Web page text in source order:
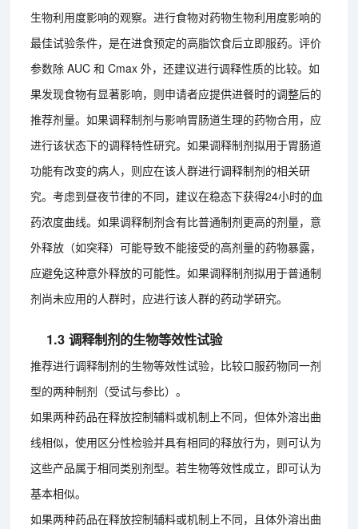
生物利用度影响的观察。进行食物对药物生物利用度影响的
最佳试验条件，是在进食预定的高脂饮食后立即服药。评价
参数除 AUC 和 Cmax 外，还建议进行调释性质的比较。如
果发现食物有显著影响，则申请者应提供进餐时的调整后的
推荐剂量。如果调释制剂与影响胃肠道生理的药物合用，应
进行该状态下的调释特性研究。如果调释制剂拟用于胃肠道
功能有改变的病人，则应在该人群进行调释制剂的相关研
究。考虑到昼夜节律的不同，建议在稳态下获得24小时的血
药浓度曲线。如果调释制剂含有比普通制剂更高的剂量，意
外释放（如突释）可能导致不能接受的高剂量的药物暴露，
应避免这种意外释放的可能性。如果调释制剂拟用于普通制
剂尚未应用的人群时，应进行该人群的药动学研究。
1.3 调释制剂的生物等效性试验
推荐进行调释制剂的生物等效性试验，比较口服药物同一剂
型的两种制剂（受试与参比）。
如果两种药品在释放控制辅料或机制上不同，但体外溶出曲
线相似，使用区分性检验并具有相同的释放行为，则可认为
这些产品属于相同类别剂型。若生物等效性成立，即可认为
基本相似。
如果两种药品在释放控制辅料或机制上不同，且体外溶出曲